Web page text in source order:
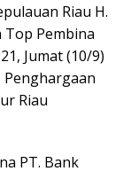
Riau H.
Pembina
Jumat (10/9)
Penghargaan
Riau
PT. Bank